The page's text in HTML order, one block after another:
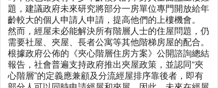
題，建議政府未來研究將部分一房單位專門開放給年
齡較大的個人申請人申請，提高他們的上樓機會。
然而，經屋未必能解決所有階層人士的住屋問題，仍
需要社屋、夾屋、長者公寓等其他階梯房屋的配合。
根據政府公佈的《夾心階層住房方案》公開諮詢總結
報告，社會普遍支持政府推出夾屋政策，並認同“夾
心階層”的定義應兼顧及分流經屋排序靠後者，即有